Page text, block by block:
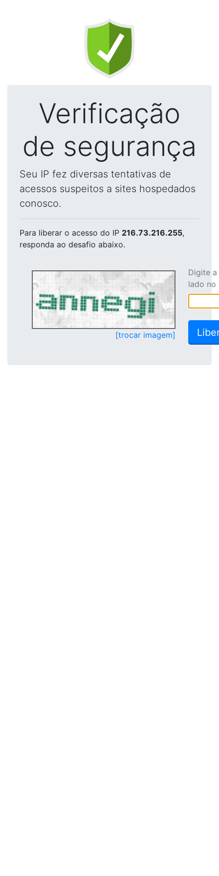
Verificação
de segurança
Seu IP fez diversas tentativas de
acessos suspeitos a sites hospedados
conosco.
Para liberar o acesso do IP 216.73.216.255,
responda ao desafio abaixo.
[trocar imagem]
Digite
lado no